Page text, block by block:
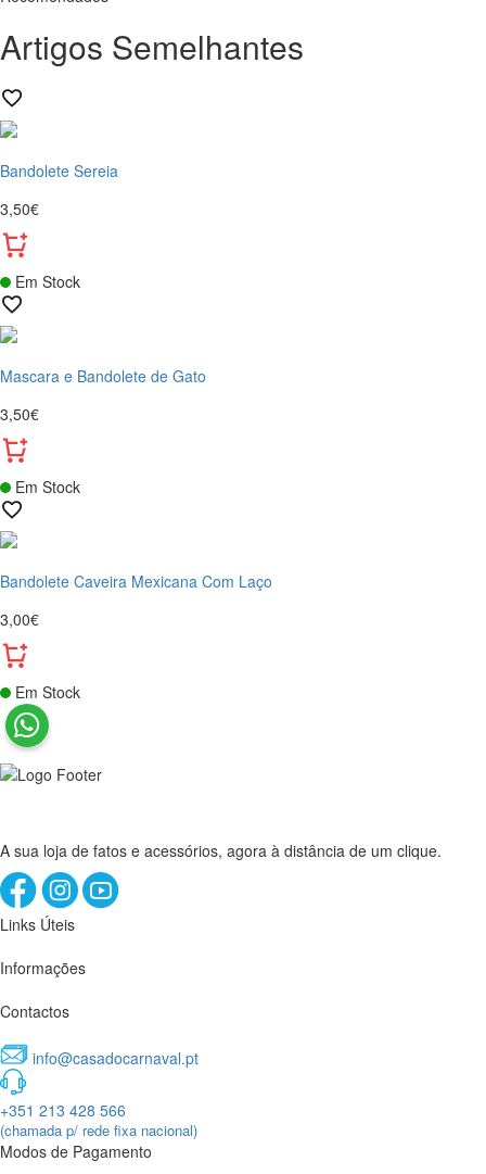
Artigos Semelhantes
Bandolete Sereia
3,50€
Em Stock
Mascara e Bandolete de Gato
3,50€
Em Stock
Bandolete Caveira Mexicana Com Laço
3,00€
Em Stock
A sua loja de fatos e acessórios, agora à distância de um clique.
Links Úteis
Informações
Contactos
info@casadocarnaval.pt
+351 213 428 566
(chamada p/ rede fixa nacional)
Modos de Pagamento